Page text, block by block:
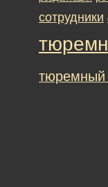
сотрудники
тюремный